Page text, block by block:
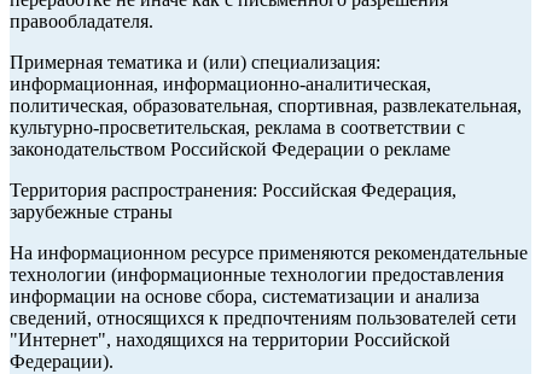
правообладателя.
Примерная тематика и (или) специализация:
информационная, информационно-аналитическая,
политическая, образовательная, спортивная, развлекательная,
культурно-просветительская, реклама в соответствии с
законодательством Российской Федерации о рекламе
Территория распространения: Российская Федерация,
зарубежные страны
На информационном ресурсе применяются рекомендательные
технологии (информационные технологии предоставления
информации на основе сбора, систематизации и анализа
сведений, относящихся к предпочтениям пользователей сети
"Интернет", находящихся на территории Российской
Федерации).